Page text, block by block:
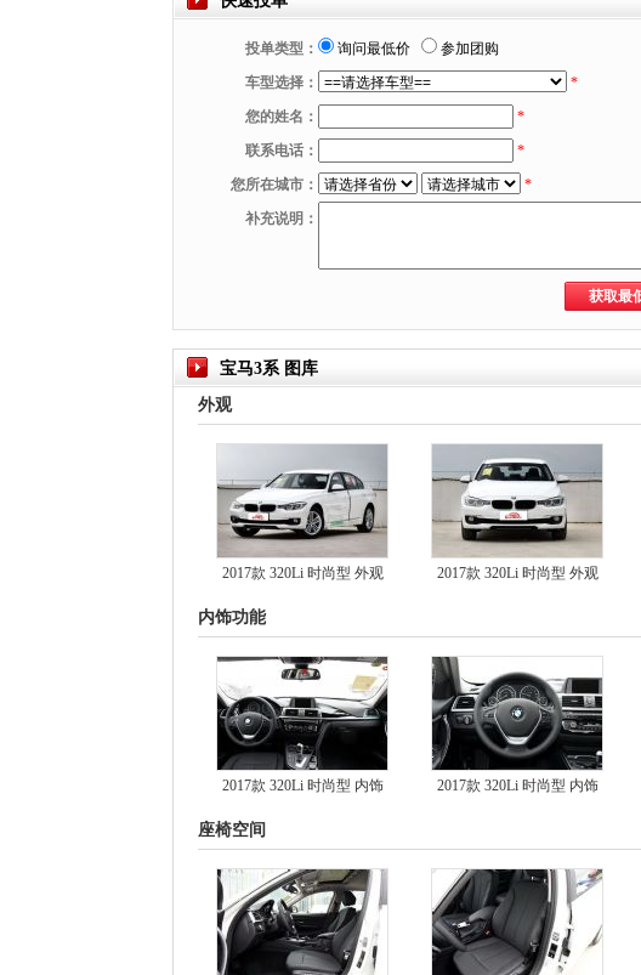
投单类型： 询问最低价
参加团购
车型选择：
*
您的姓名：
*
联系电话：
*
您所在城市：
*
补充说明：
宝马3系 图库
外观
2017款 320Li 时尚型 外观 2017款 320Li 时尚型 外观
内饰功能
2017款 320Li 时尚型 内饰 2017款 320Li 时尚型 内饰
座椅空间